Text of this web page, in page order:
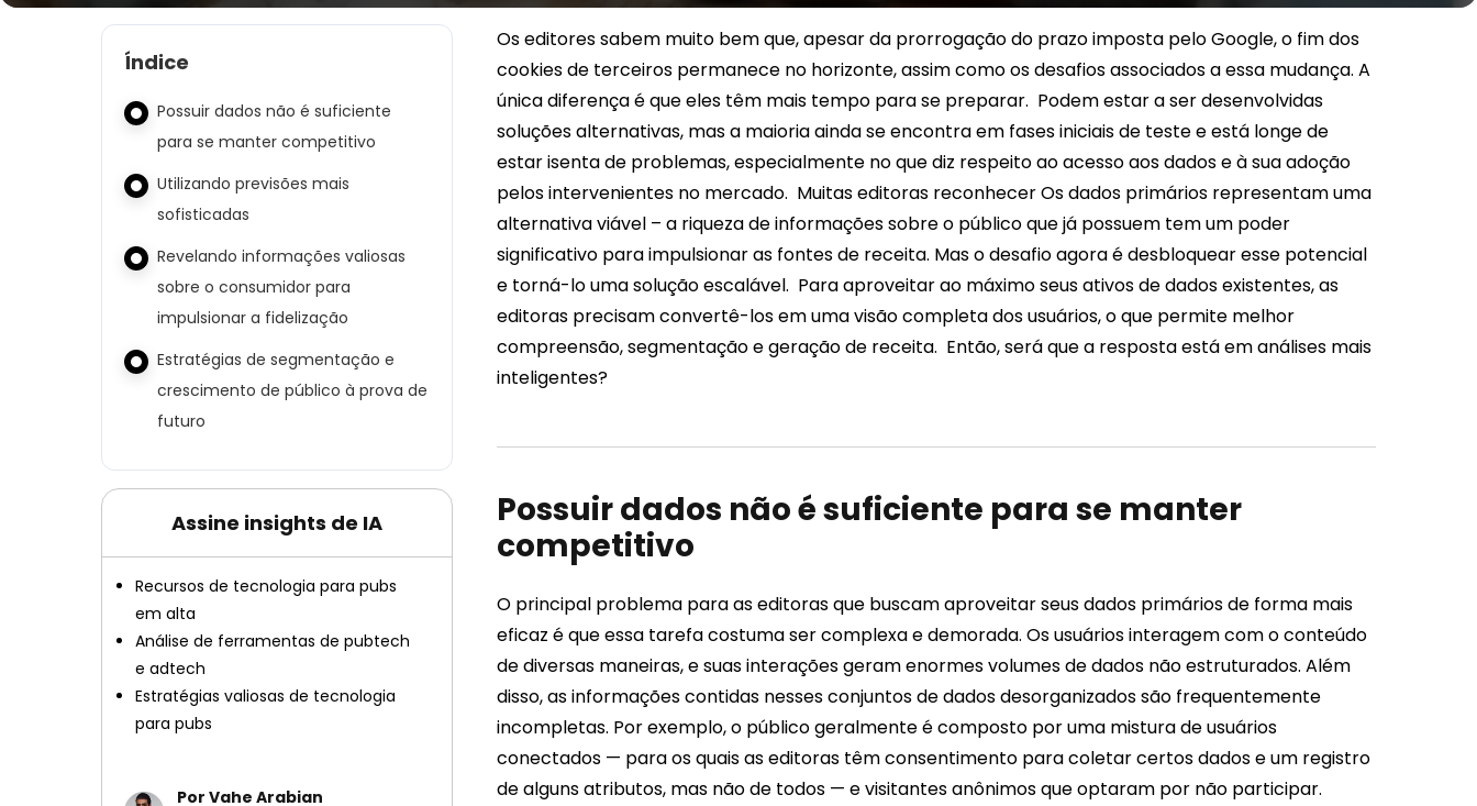
Índice
Possuir dados não é suficiente
para se manter competitivo
Utilizando previsões mais
sofisticadas
Revelando informações valiosas
sobre o consumidor para
impulsionar a fidelização
Estratégias de segmentação e
crescimento de público à prova de
futuro
Assine insights de IA
Recursos de tecnologia para pubs
em alta
Análise de ferramentas de pubtech
e adtech
Estratégias valiosas de tecnologia
para pubs
Por Vahe Arabian
Os editores sabem muito bem que, apesar da prorrogação do prazo imposta pelo Google, o fim dos
cookies de terceiros permanece no horizonte, assim como os desafios associados a essa mudança. A
única diferença é que eles têm mais tempo para se preparar. Podem estar a ser desenvolvidas
soluções alternativas, mas a maioria ainda se encontra em fases iniciais de teste e está longe de
estar isenta de problemas, especialmente no que diz respeito ao acesso aos dados e à sua adoção
pelos intervenientes no mercado. Muitas editoras reconhecerOs dados primários representam uma
alternativa viável – a riqueza de informações sobre o público que já possuem tem um poder
significativo para impulsionar as fontes de receita. Mas o desafio agora é desbloquear esse potencial
e torná-lo uma solução escalável. Para aproveitar ao máximo seus ativos de dados existentes, as
editoras precisam convertê-los em uma visão completa dos usuários, o que permite melhor
compreensão, segmentação e geração de receita. Então, será que a resposta está em análises mais
inteligentes?
Possuir dados não é suficiente para se manter
competitivo
O principal problema para as editoras que buscam aproveitar seus dados primários de forma mais
eficaz é que essa tarefa costuma ser complexa e demorada. Os usuários interagem com o conteúdo
de diversas maneiras, e suas interações geram enormes volumes de dados não estruturados. Além
disso, as informações contidas nesses conjuntos de dados desorganizados são frequentemente
incompletas. Por exemplo, o público geralmente é composto por uma mistura de usuários
conectados — para os quais as editoras têm consentimento para coletar certos dados e um registro
de alguns atributos, mas não de todos — e visitantes anônimos que optaram por não participar.